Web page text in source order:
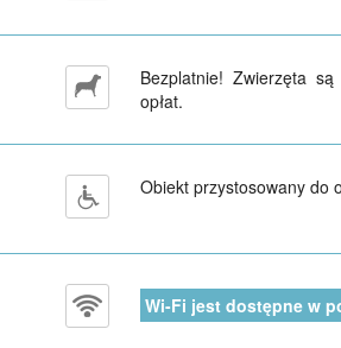
Bezplatnie! Zwierzęta
opłat.
Obiekt przystosowany do
Wi-Fi jest dostępne w